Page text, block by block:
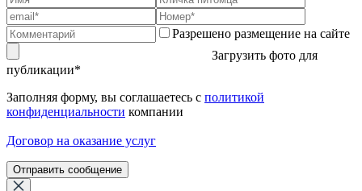
Разрешено размещение на сайте
Загрузить фото для
публикации*
Заполняя форму, вы соглашаетесь с политикой
конфиденциальности компании
Договор на оказание услуг
Отправить сообщение